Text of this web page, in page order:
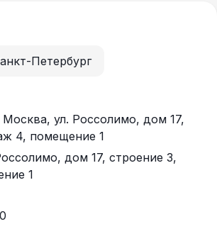
Петербург
Москва, ул. Россолимо, дом 17,
4, помещение 1